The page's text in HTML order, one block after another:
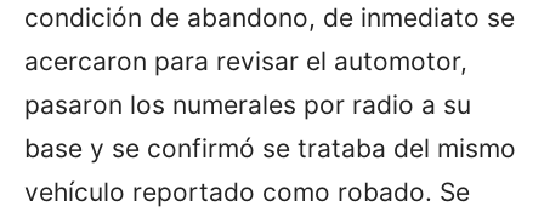
condición de abandono, de inmediato se
acercaron para revisar el automotor,
pasaron los numerales por radio a su
base y se confirmó se trataba del mismo
vehículo reportado como robado. Se